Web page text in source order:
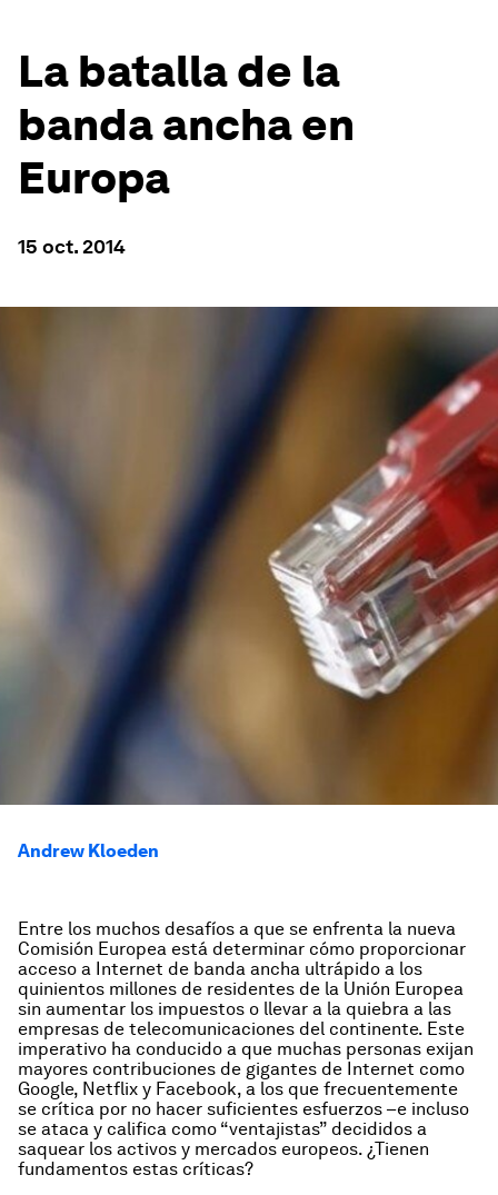
La batalla de la
banda ancha en
Europa
15 oct. 2014
Andrew Kloeden
Entre los muchos desafíos a que se enfrenta la nueva
Comisión Europea está determinar cómo proporcionar
acceso a Internet de banda ancha ultrápido a los
quinientos millones de residentes de la Unión Europea
sin aumentar los impuestos o llevar a la quiebra a las
empresas de telecomunicaciones del continente. Este
imperativo ha conducido a que muchas personas exijan
mayores contribuciones de gigantes de Internet como
Google, Netflix y Facebook, a los que frecuentemente
se crítica por no hacer suficientes esfuerzos –e incluso
se ataca y califica como “ventajistas” decididos a
saquear los activos y mercados europeos. ¿Tienen
fundamentos estas críticas?